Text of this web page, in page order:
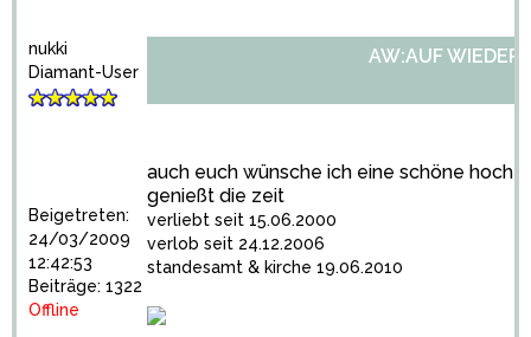
nukki
Diamant-User
Beigetreten:
24/03/2009
12:42:53
Beiträge: 1322
Offline
AW:AUF
auch euch wünsche ich eine schöne
genießt die zeit
verliebt seit 15.06.2000
verlob seit 24.12.2006
standesamt & kirche 19.06.2010